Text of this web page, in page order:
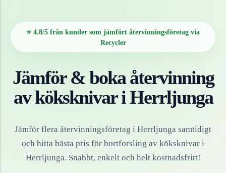
⭐ 4.8/5 från kunder som jämfört återvinningsföretag via
Recycler
Jämför & boka återvinning
avköksknivariHerrljunga
Jämför flera återvinningsföretag i Herrljunga samtidigt
och hitta bästa pris för bortforsling av köksknivar i
Herrljunga. Snabbt, enkelt och helt kostnadsfritt!